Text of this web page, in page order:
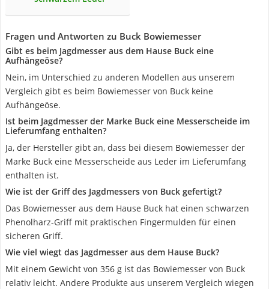
Fragen und Antworten zu Buck Bowiemesser
Gibt es beim Jagdmesser aus dem Hause Buck eine
Aufhängeöse?
Nein, im Unterschied zu anderen Modellen aus unserem
Vergleich gibt es beim Bowiemesser von Buck keine
Aufhängeöse.
Ist beim Jagdmesser der Marke Buck eine Messerscheide im
Lieferumfang enthalten?
Ja, der Hersteller gibt an, dass bei diesem Bowiemesser der
Marke Buck eine Messerscheide aus Leder im Lieferumfang
enthalten ist.
Wie ist der Griff des Jagdmessers von Buck gefertigt?
Das Bowiemesser aus dem Hause Buck hat einen schwarzen
Phenolharz-Griff mit praktischen Fingermulden für einen
sicheren Griff.
Wie viel wiegt das Jagdmesser aus dem Hause Buck?
Mit einem Gewicht von 356 g ist das Bowiemesser von Buck
relativ leicht. Andere Produkte aus unserem Vergleich wiegen